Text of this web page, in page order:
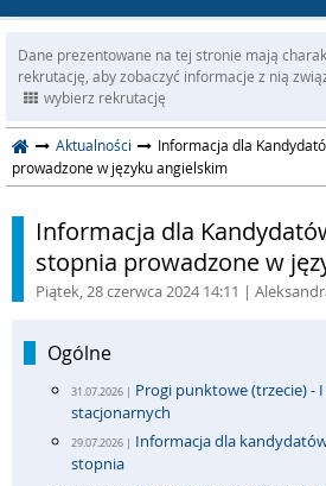
Dane prezentowane na tej stronie mają
rekrutację, aby zobaczyć informacje z nią
wybierz rekrutację
Aktualności
Informacja dla
prowadzone w języku angielskim
Informacja dla
stopnia prowadzone w
Piątek, 28 czerwca 2024 14:11 |
Ogólne
31.07.2026 | Progi punktowe (trzecie) -
stacjonarnych
29.07.2026 | Informacja dla
stopnia